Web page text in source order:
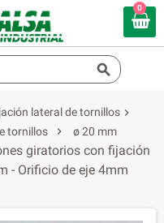
0

lateral de tornillos
tornillos  ø 20 mm

giratorios con fijación
- Orificio de eje 4mm